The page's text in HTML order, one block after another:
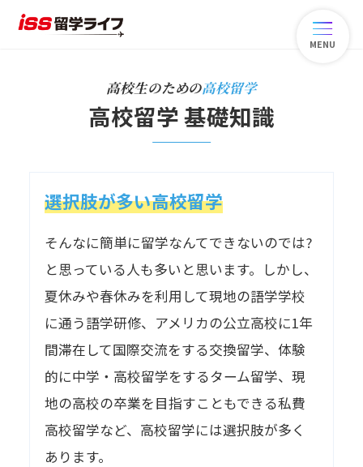
MENU
高校生のための高校留学
高校留学 基礎知識
選択肢が多い高校留学
そんなに簡単に留学なんてできないのでは?
と思っている人も多いと思います。しかし、
夏休みや春休みを利用して現地の語学学校
に通う語学研修、アメリカの公立高校に1年
間滞在して国際交流をする交換留学、体験
的に中学・高校留学をするターム留学、現
地の高校の卒業を目指すこともできる私費
高校留学など、高校留学には選択肢が多く
あります。